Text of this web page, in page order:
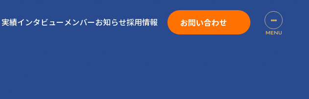
績インタビューメンバーお知らせ採用情報 お問い合わせ